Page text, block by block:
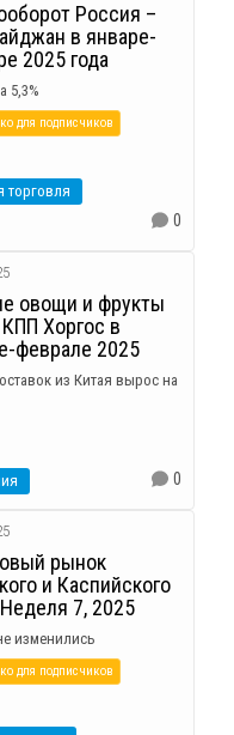
Россия –
в январе-
2025 года
5,3%
для подписчиков
торговля
0
овощи и фрукты
Хоргос в
феврале 2025
из Китая вырос на
0
рынок
и Каспийского
7, 2025
изменились
для подписчиков